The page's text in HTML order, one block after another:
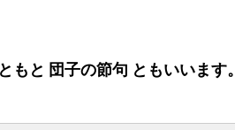
もと 団子の節句 ともいいます。